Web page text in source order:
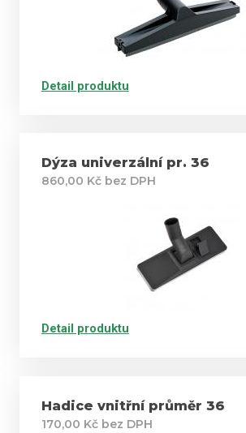
Detail produktu
Dýza univerzální pr. 36
860,00 Kč bez DPH
Detail produktu
Hadice vnitřní průměr 36
170,00 Kč bez DPH